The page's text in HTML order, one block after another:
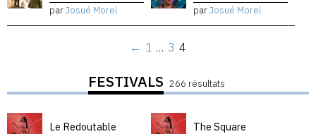
parJosué Morel parJosué Morel
← 1 … 3 4
FESTIVALS 266 résultats
Le Redoutable The Square